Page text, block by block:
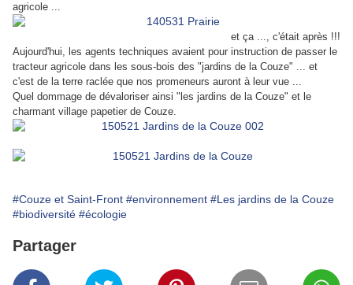
agricole ...
et ça ..., c'était après !!!
Aujourd'hui, les agents techniques avaient pour instruction de passer le
tracteur agricole dans les sous-bois des "jardins de la Couze" ... et
c'est de la terre raclée que nos promeneurs auront à leur vue ...
Quel dommage de dévaloriser ainsi "les jardins de la Couze" et le
charmant village papetier de Couze.
#Couze et Saint-Front #environnement #Les jardins de la Couze
#biodiversité #écologie
Partager